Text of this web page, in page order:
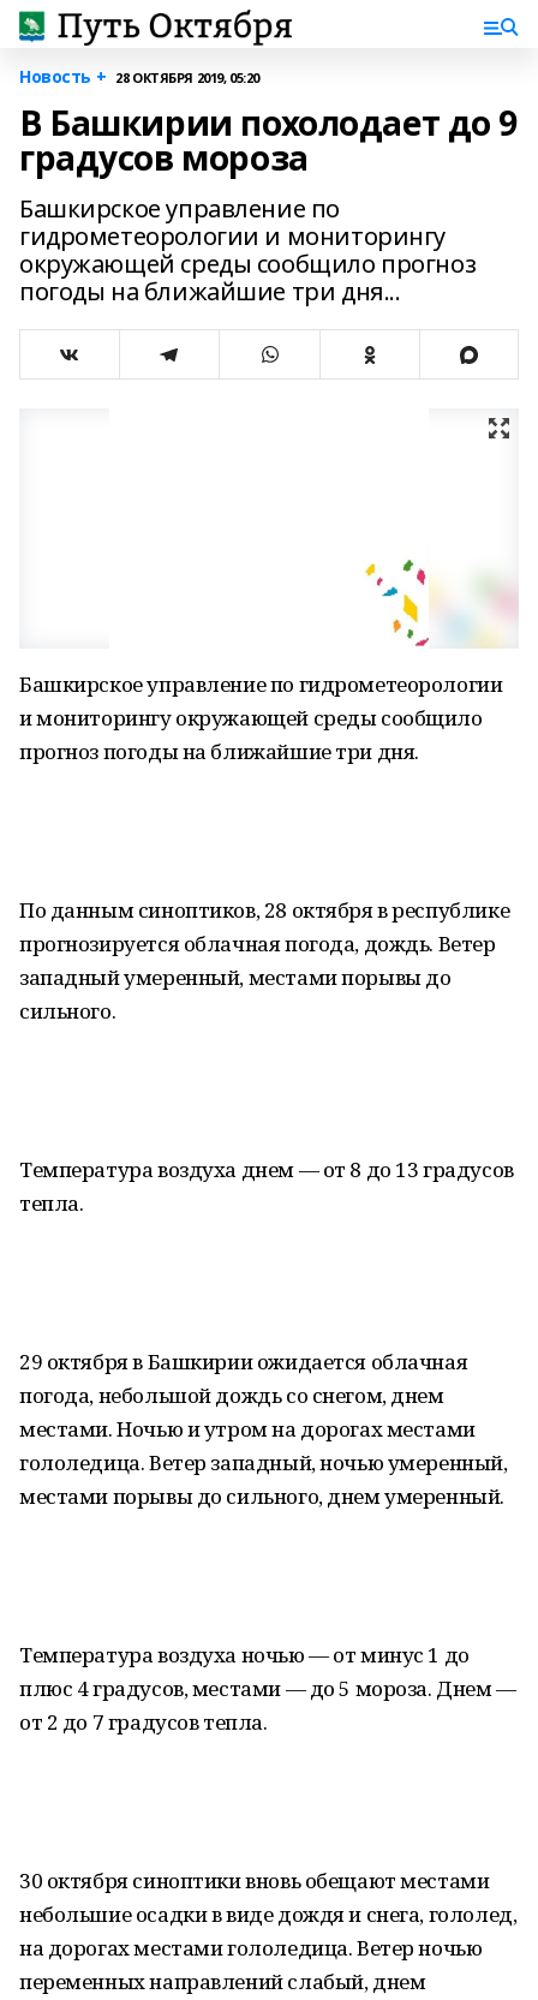
Новость + 28 ОКТЯБРЯ 2019, 05:20
В Башкирии похолодает до 9
градусов мороза
Башкирское управление по
гидрометеорологии и мониторингу
окружающей среды сообщило прогноз
погоды на ближайшие три дня...
Башкирское управление по гидрометеорологии
и мониторингу окружающей среды сообщило
прогноз погоды на ближайшие три дня.
По данным синоптиков, 28 октября в республике
прогнозируется облачная погода, дождь. Ветер
западный умеренный, местами порывы до
сильного.
Температура воздуха днем — от 8 до 13 градусов
тепла.
29 октября в Башкирии ожидается облачная
погода, небольшой дождь со снегом, днем
местами. Ночью и утром на дорогах местами
гололедица. Ветер западный, ночью умеренный,
местами порывы до сильного, днем умеренный.
Температура воздуха ночью — от минус 1 до
плюс 4 градусов, местами — до 5 мороза. Днем —
от 2 до 7 градусов тепла.
30 октября синоптики вновь обещают местами
небольшие осадки в виде дождя и снега, гололед,
на дорогах местами гололедица. Ветер ночью
переменных направлений слабый, днем